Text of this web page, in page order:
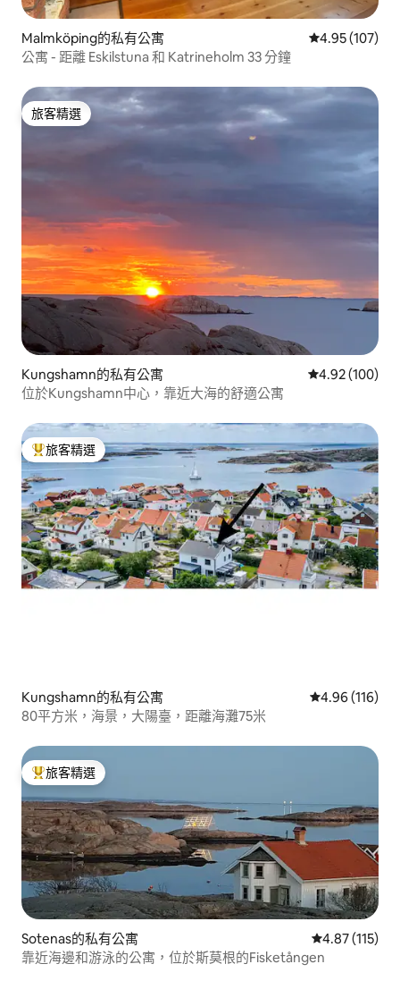
Malmköping的私有公寓 從 107 則評價
4.95 (107)
公寓 - 距離 Eskilstuna 和 Katrineholm 33 分鐘
旅客精選
旅客精選
Kungshamn的私有公寓 從 100 則評價
4.92 (100)
位於Kungshamn中心，靠近大海的舒適公寓
旅客精選榜首
旅客精選
Kungshamn的私有公寓 從 116 則評價
4.96 (116)
80平方米，海景，大陽臺，距離海灘75米
旅客精選榜首
旅客精選
Sotenas的私有公寓 從 115 則評價
4.87 (115)
靠近海邊和游泳的公寓，位於斯莫根的Fisketången